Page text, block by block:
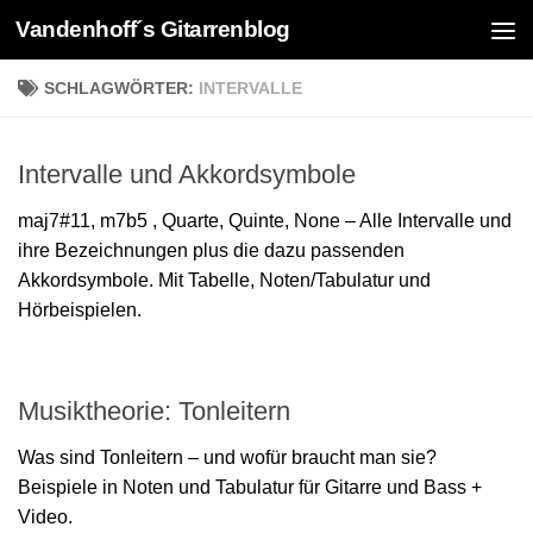
Zum Inhalt springen
Vandenhoff´s Gitarrenblog
SCHLAGWÖRTER: INTERVALLE
Intervalle und Akkordsymbole
maj7#11, m7b5 , Quarte, Quinte, None – Alle Intervalle und
ihre Bezeichnungen plus die dazu passenden
Akkordsymbole. Mit Tabelle, Noten/Tabulatur und
Hörbeispielen.
Musiktheorie: Tonleitern
Was sind Tonleitern – und wofür braucht man sie?
Beispiele in Noten und Tabulatur für Gitarre und Bass +
Video.